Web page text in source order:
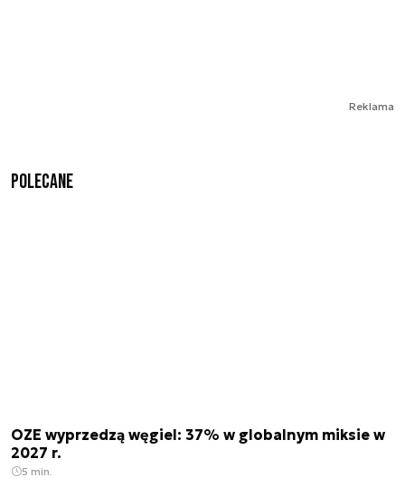
Reklama
Polecane
OZE wyprzedzą węgiel: 37% w globalnym miksie w
2027 r.
5 min.